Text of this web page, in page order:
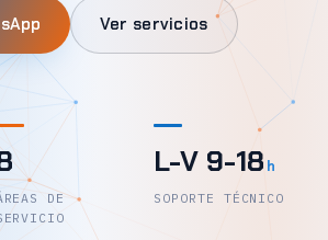
Ver servicios
DE
L-V 9-18 h
SOPORTE TÉCNICO